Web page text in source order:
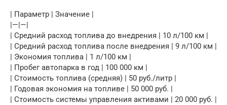
| Параметр | Значение |
|—|—|
| Средний расход топлива до внедрения | 10 л/100 км |
| Средний расход топлива после внедрения | 9 л/100 км |
| Экономия топлива | 1 л/100 км |
| Пробег автопарка в год | 100 000 км |
| Стоимость топлива (средняя) | 50 руб./литр |
| Годовая экономия на топливе | 50 000 руб. |
| Стоимость системы управления активами | 20 000 руб. |